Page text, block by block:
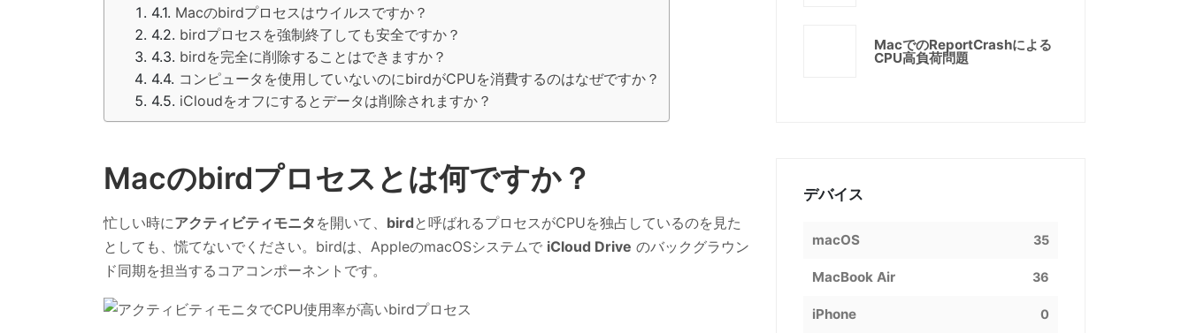
Macのbirdプロセスはウイルスですか？
birdプロセスを強制終了しても安全ですか？
birdを完全に削除することはできますか？
コンピュータを使用していないのにbirdがCPUを消費するのはなぜですか？
iCloudをオフにするとデータは削除されますか？
Macのbirdプロセスとは何ですか？
忙しい時にアクティビティモニタ を開いて、 birdと呼ばれるプロセスがCPUを独占しているのを見た
としても、慌てないでください。birdは、AppleのmacOSシステムで iCloud Drive のバックグラウン
ド同期を担当するコアコンポーネントです。
MacでのReportCrashによる
CPU高負荷問題
デバイス
macOS 35
MacBook Air 36
iPhone 0